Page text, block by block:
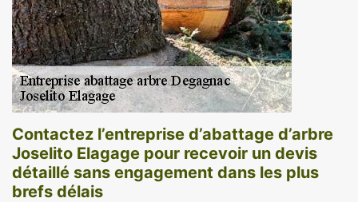
Contactez l’entreprise d’abattage d’arbre
Joselito Elagage pour recevoir un devis
détaillé sans engagement dans les plus
brefs délais